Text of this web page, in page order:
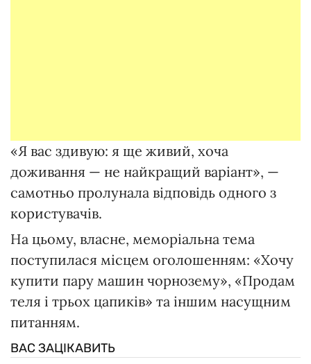
«Я вас здивую: я ще живий, хоча
доживання — не найкращий варіант», —
самотньо пролунала відповідь одного з
користувачів.
На цьому, власне, меморіальна тема
поступилася місцем оголошенням: «Хочу
купити пару машин чорнозему», «Продам
теля і трьох цапиків» та іншим насущним
питанням.
ВАС ЗАЦІКАВИТЬ